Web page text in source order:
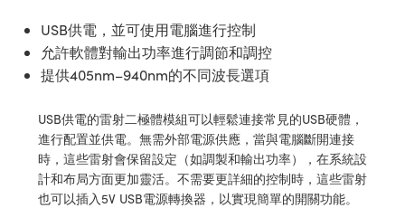
| 紅外線光學產品
| 光纖
| 雷射光學
| 超快光學
Sputtering) Coated Optics |
Isolators | 晶體和隔離器
| 雷射偏光片
| 雷射稜鏡
Lighting |顯微鏡照明
Filters | 顯微鏡濾光片
Lenses | 變焦鏡頭模組
| Pixelink 相機
Components | 主動光學元件
and Detection
| 雷射防護
性裝置
Processing
Tomography
Development Systems
and Production | 清倉實驗室
and Production | 重新認證實
USB供電，並可使用電腦進行控制
允許軟體對輸出功率進行調節和調控
提供405nm–940nm的不同波長選項
USB供電的雷射二極體模組可以輕鬆連接常見的USB硬體，
進行配置並供電。無需外部電源供應，當與電腦斷開連接
時，這些雷射會保留設定（如調製和輸出功率），在系統設
計和布局方面更加靈活。不需要更詳細的控制時，這些雷射
也可以插入5V USB電源轉換器，以實現簡單的開關功能。